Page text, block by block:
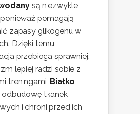
są niezwykle
pomagają
zapasy glikogenu w
Dzięki temu
przebiega sprawniej,
lepiej radzi sobie z
treningami. Białko
odbudowę tkanek
i chroni przed ich